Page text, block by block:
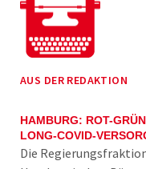
AUS DER REDAKTION
HAMBURG: ROT-
LONG-COVID-
Die